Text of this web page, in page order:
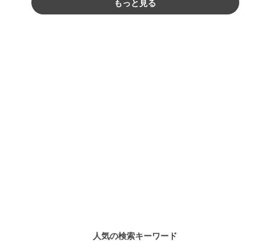
もっと見る
人気の検索キーワード